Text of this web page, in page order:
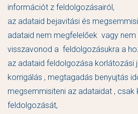
információt z feldolgozásairól,
az adataid bejavitási és
adataid nem megfelelőek vagy
visszavonod a feldolgozásukra a
az adataid feldolgozása korlátozási
korrigálás , megtagadás benyujtás
megsemmisiteni az adataidat , csak
feldolgozását,